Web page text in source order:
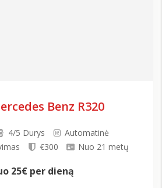
Benz R320
4/5 Durys
Automatinė
€300 Nuo 21 metų
25€per dieną